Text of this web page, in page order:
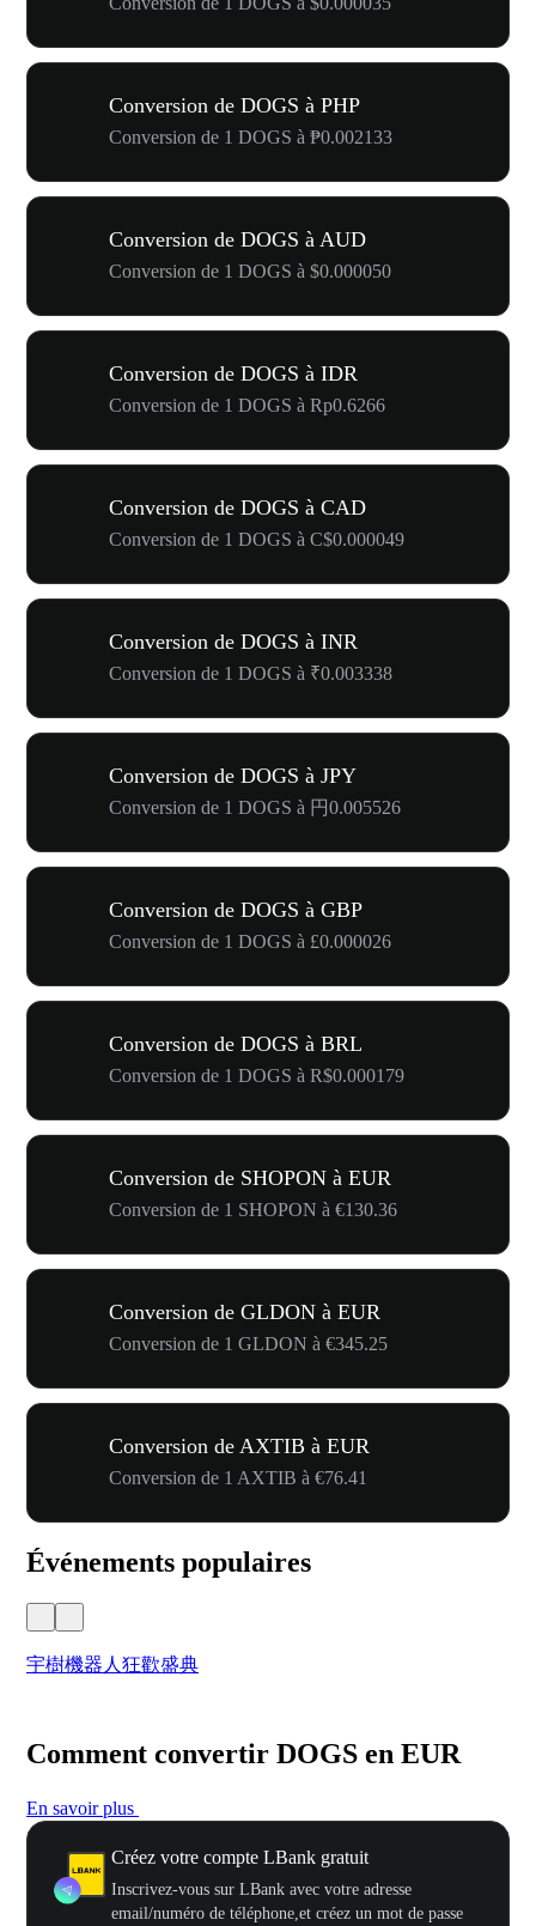
Conversion de DOGS à PHP
Conversion de 1 DOGS à ₱0.002133
Conversion de DOGS à AUD
Conversion de 1 DOGS à $0.000050
Conversion de DOGS à IDR
Conversion de 1 DOGS à Rp0.6266
Conversion de DOGS à CAD
Conversion de 1 DOGS à C$0.000049
Conversion de DOGS à INR
Conversion de 1 DOGS à ₹0.003338
Conversion de DOGS à JPY
Conversion de 1 DOGS à 円0.005526
Conversion de DOGS à GBP
Conversion de 1 DOGS à £0.000026
Conversion de DOGS à BRL
Conversion de 1 DOGS à R$0.000179
Conversion de SHOPON à EUR
Conversion de 1 SHOPON à €130.36
Conversion de GLDON à EUR
Conversion de 1 GLDON à €345.25
Conversion de AXTIB à EUR
Conversion de 1 AXTIB à €76.41
Événements populaires
宇樹機器人狂歡盛典
Comment convertir DOGS en EUR
En savoir plus
Créez votre compte LBank gratuit
Inscrivez-vous sur LBank avec votre adresse
email/numéro de téléphone,et créez un mot de passe